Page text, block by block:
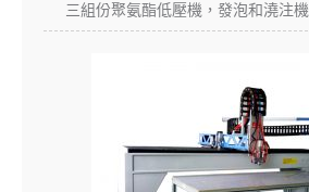
三組份聚氨酯低壓機，發泡和澆注機